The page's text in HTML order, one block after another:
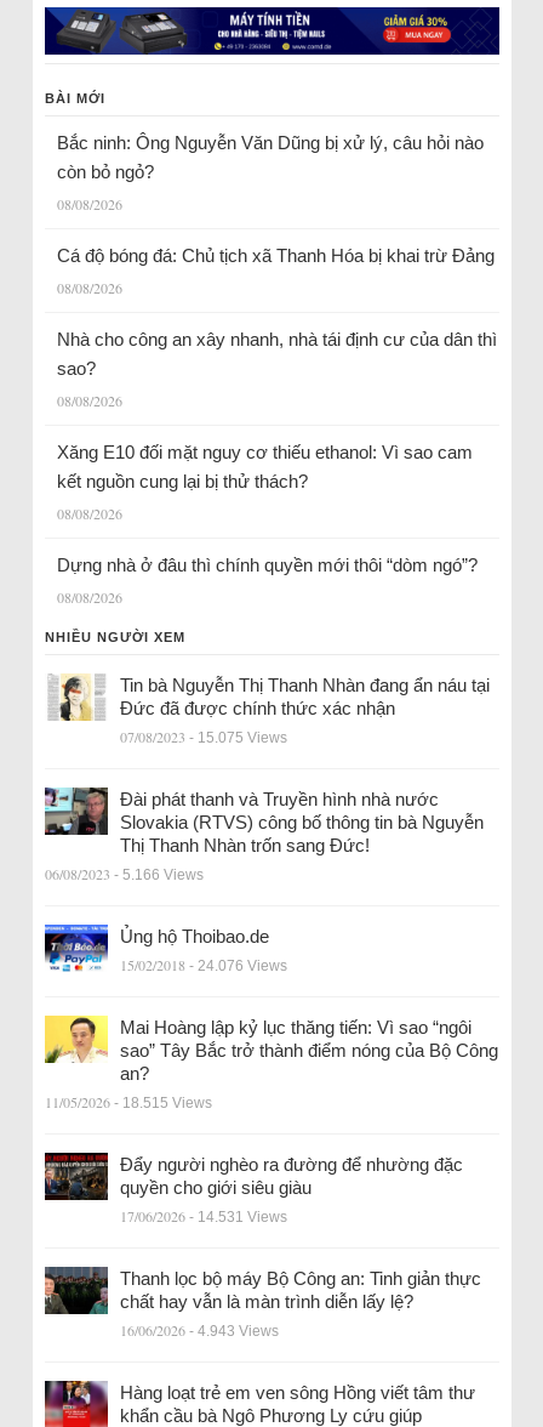
BÀI MỚI
Bắc ninh: Ông Nguyễn Văn Dũng bị xử lý, câu hỏi nào
còn bỏ ngỏ?
08/08/2026
Cá độ bóng đá: Chủ tịch xã Thanh Hóa bị khai trừ Đảng
08/08/2026
Nhà cho công an xây nhanh, nhà tái định cư của dân thì
sao?
08/08/2026
Xăng E10 đối mặt nguy cơ thiếu ethanol: Vì sao cam
kết nguồn cung lại bị thử thách?
08/08/2026
Dựng nhà ở đâu thì chính quyền mới thôi “dòm ngó”?
08/08/2026
NHIỀU NGƯỜI XEM
Tin bà Nguyễn Thị Thanh Nhàn đang ẩn náu tại
Đức đã được chính thức xác nhận
07/08/2023 - 15.075 Views
Đài phát thanh và Truyền hình nhà nước
Slovakia (RTVS) công bố thông tin bà Nguyễn
Thị Thanh Nhàn trốn sang Đức!
06/08/2023 - 5.166 Views
Ủng hộ Thoibao.de
15/02/2018 - 24.076 Views
Mai Hoàng lập kỷ lục thăng tiến: Vì sao “ngôi
sao” Tây Bắc trở thành điểm nóng của Bộ Công
an?
11/05/2026 - 18.515 Views
Đẩy người nghèo ra đường để nhường đặc
quyền cho giới siêu giàu
17/06/2026 - 14.531 Views
Thanh lọc bộ máy Bộ Công an: Tinh giản thực
chất hay vẫn là màn trình diễn lấy lệ?
16/06/2026 - 4.943 Views
Hàng loạt trẻ em ven sông Hồng viết tâm thư
khẩn cầu bà Ngô Phương Ly cứu giúp